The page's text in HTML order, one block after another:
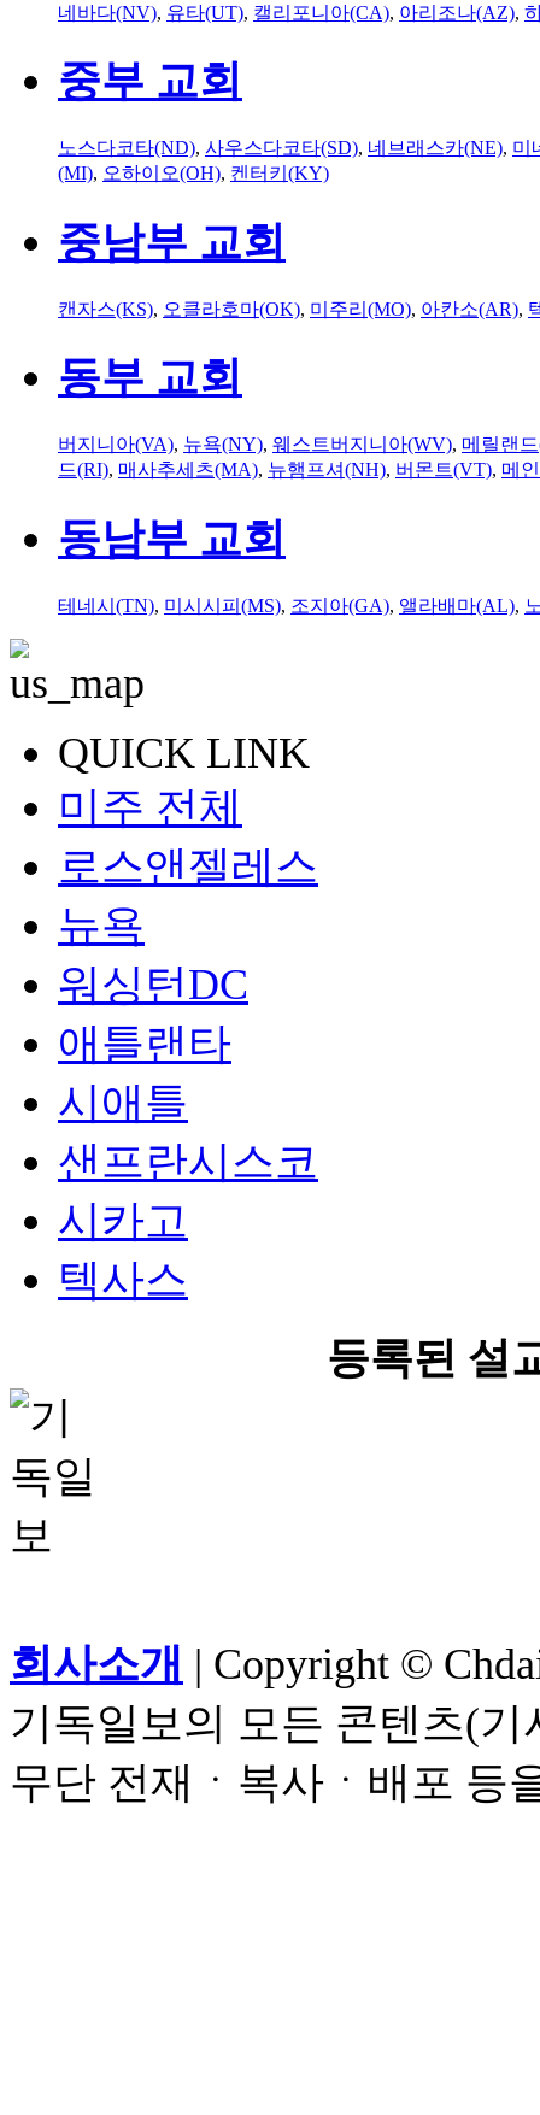
네바다(NV), 유타(UT), 캘리포니아(CA), 아리조나(AZ),
중부 교회
노스다코타(ND), 사우스다코타(SD), 네브래스카(NE), 미
(MI), 오하이오(OH), 켄터키(KY)
중남부 교회
캔자스(KS), 오클라호마(OK), 미주리(MO), 아칸소(AR),
동부 교회
버지니아(VA), 뉴욕(NY), 웨스트버지니아(WV), 메릴랜
드(RI), 매사추세츠(MA), 뉴햄프셔(NH), 버몬트(VT), 메
동남부 교회
테네시(TN), 미시시피(MS), 조지아(GA), 앨라배마(AL),
QUICK LINK
미주 전체
로스앤젤레스
뉴욕
워싱턴DC
애틀랜타
시애틀
샌프란시스코
시카고
텍사스
등록된 설
회사소개 | Copyright ©
기독일보의 모든 콘텐츠(
무단 전재ㆍ복사ㆍ배포 등